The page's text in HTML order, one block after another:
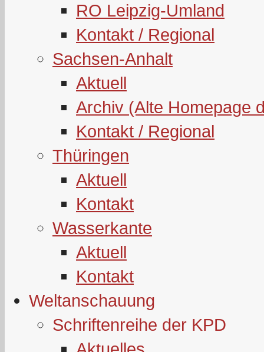
RO Leipzig-Umland
Kontakt / Regional
Sachsen-Anhalt
Aktuell
Archiv (Alte Homepage
Kontakt / Regional
Thüringen
Aktuell
Kontakt
Wasserkante
Aktuell
Kontakt
Weltanschauung
Schriftenreihe der KPD